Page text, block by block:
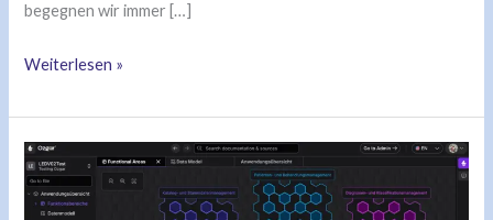
begegnen wir immer […]
Weiterlesen »
Live
Demo